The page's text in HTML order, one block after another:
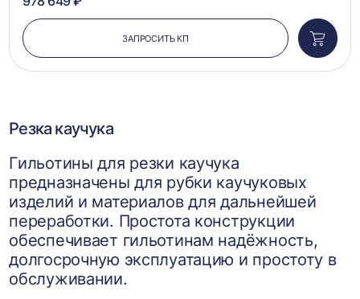
ЗАПРОСИТЬ КП
в
Резка каучука
Гильотины для резки каучука
предназначены для рубки каучуковых
изделий и материалов для дальнейшей
переработки. Простота конструкции
обеспечивает гильотинам надёжность,
долгосрочную эксплуатацию и простоту в
обслуживании.